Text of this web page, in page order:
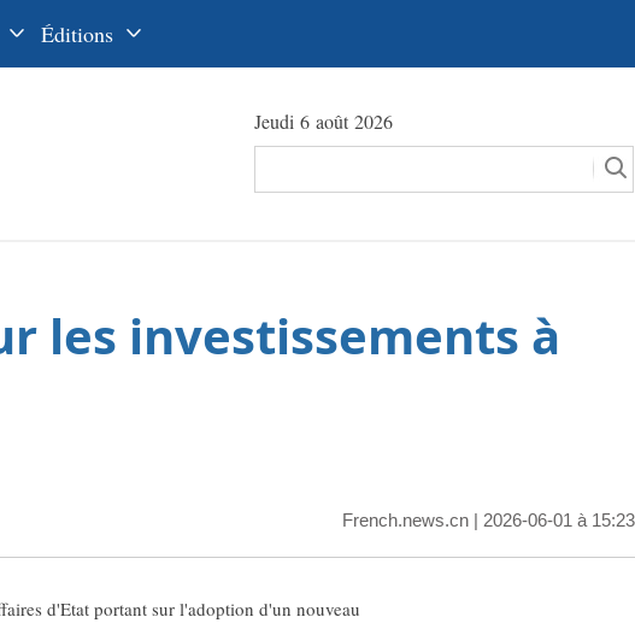
Éditions
عربي
Jeudi 6 août 2026
les investissements à
French.news.cn | 2026-06-01 à 15:23
d'Etat portant sur l'adoption d'un nouveau